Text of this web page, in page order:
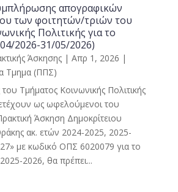
απογραφικών
των φοιτητών/τριών του
Πολιτικής για το
2026-31/05/2026)
Άσκησης| Απρ 1, 2026 |
Τμημα (ΠΠΣ)
του Τμήματος Κοινωνικής Πολιτικής
ως ωφελούμενοι του
Άσκηση Δημοκρίτειου
ακ. ετών 2024-2025, 2025-
με κωδικό ΟΠΣ 6020079 για το
2026, θα πρέπει...